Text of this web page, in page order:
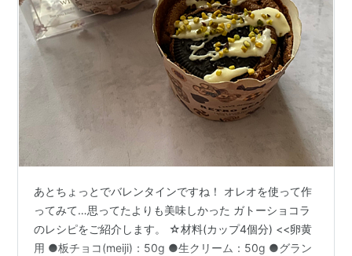
あとちょっとでバレンタインですね！ オレオを使って作
ってみて…思ってたよりも美味しかった ガトーショコラ
のレシピをご紹介します。 ☆材料(カップ4個分) <<卵黄
用 ●板チョコ(meiji)：50g ●生クリーム：50g ●グラン